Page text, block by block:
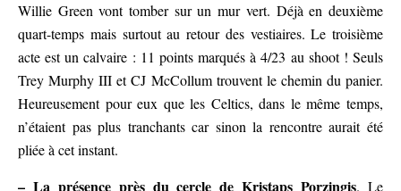
Willie Green vont tomber sur un mur vert. Déjà en deuxième
quart-temps mais surtout au retour des vestiaires. Le troisième
acte est un calvaire : 11 points marqués à 4/23 au shoot ! Seuls
Trey Murphy III et CJ McCollum trouvent le chemin du panier.
Heureusement pour eux que les Celtics, dans le même temps,
n’étaient pas plus tranchants car sinon la rencontre aurait été
pliée à cet instant.
– La présence près du cercle de Kristaps Porzingis. Le